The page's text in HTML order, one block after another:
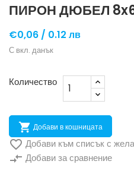
ПИРОН ДЮБЕЛ
€0,06 / 0.12 лв
С вкл. данък
Количество
 Добави в кошницата
 Добави към списък с
compare_arrows Добави за сравнение